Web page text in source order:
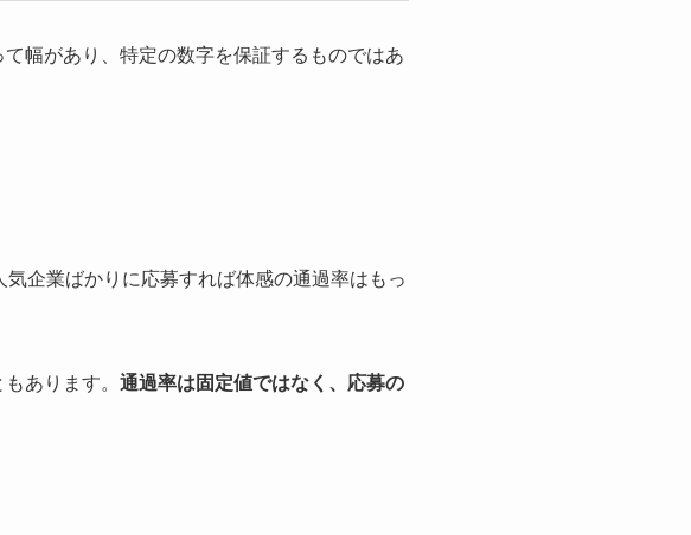
幅があり、特定の数字を保証するものではあ
企業ばかりに応募すれば体感の通過率はもっ
あります。 通過率は固定値ではなく、応募の